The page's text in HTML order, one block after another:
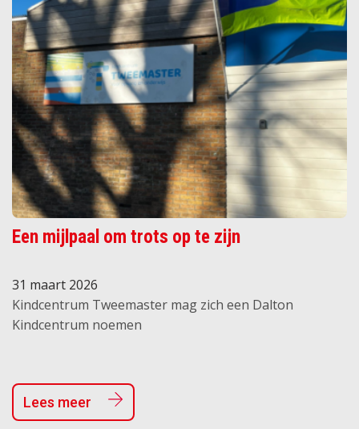
Een mijlpaal om trots op te zijn
31 maart 2026
Kindcentrum Tweemaster mag zich een Dalton
Kindcentrum noemen
Lees meer